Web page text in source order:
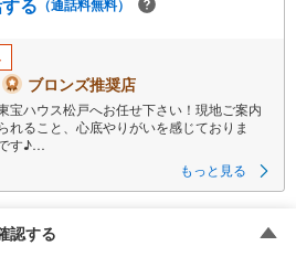
る （通話料無料）
ブロンズ推奨店
宝ハウス松戸へお任せ下さい！現地ご案内
れること、心底やりがいを感じておりま
す♪
もっと見る
認する